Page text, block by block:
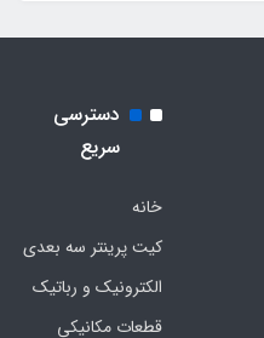
دسترسی
سریع
خانه
کیت پرینتر سه بعدی
الکترونیک و رباتیک
قطعات مکانیکی